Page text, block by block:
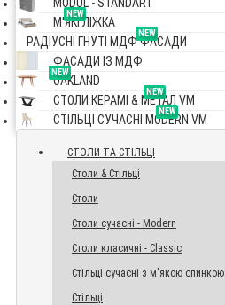
NEW
М'ЯКІ ЛІЖКА
NEW
РАДІУСНІ ГНУТІ МДФ ФАСАДИ
ФАСАДИ ІЗ МДФ
NEW
OAKLAND
NEW
СТОЛИ КЕРАМІ & МЕТАЛ VM
NEW
СТІЛЬЦІ СУЧАСНІ MODERN VM
СТОЛИ ТА СТІЛЬЦІ
Столи & Стільці
Столи
Столи сучасні - Modern
Столи класичні - Classic
Стільці сучасні з м'якою спинкою
Стільці